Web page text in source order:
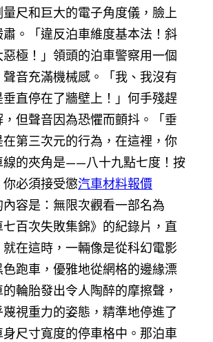
尺和巨大的電子角度儀，臉上
。「違反泊車維度基本法！斜
極！」領頭的泊車警察用一個
音充滿機械感。「我、我沒有
直停在了牆壁上！」何手殘趕
但聲音因為恐懼而顫抖。「垂
第三次元的行為，在這裡，你
線的夾角是——八十九點七度！按
必須接受懲汽車材料報價
容是：無限次觀看一部名為
百次失敗集錦》的紀錄片，直
在這時，一輛像是從科幻電影
跑車，優雅地從網格的邊緣漂
輪胎發出令人陶醉的摩擦聲，
視重力的姿態，精準地停進了
尺寸寬度的停車格中。那泊車